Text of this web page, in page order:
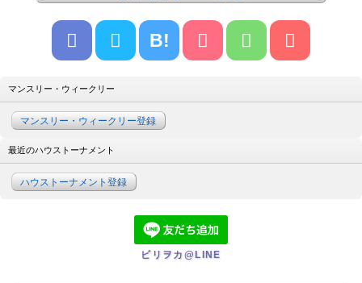
B!
マンスリー・ウィークリー
マンスリー・ウィークリー登録
最近のハウストーナメント
ハウストーナメント登録
ビリヲカ@LINE